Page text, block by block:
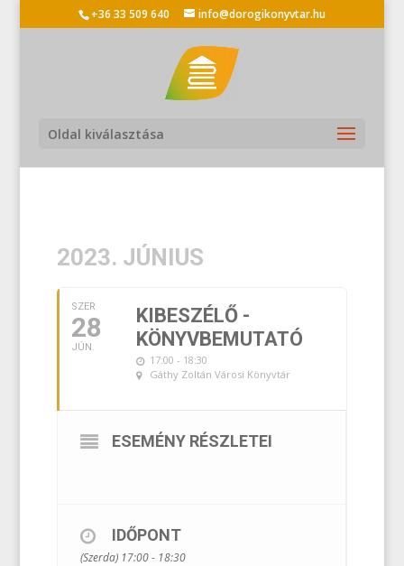
+36 33 509 640 info@dorogikonyvtar.hu
Oldal kiválasztása
2023. JÚNIUS
SZER
28
JÚN.
KIBESZÉLŐ -
KÖNYVBEMUTATÓ
17:00 - 18:30
Gáthy Zoltán Városi Könyvtár
ESEMÉNY RÉSZLETEI
IDŐPONT
(Szerda) 17:00 - 18:30